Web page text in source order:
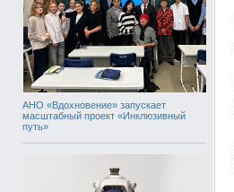
АНО «Вдохновение» запускает
масштабный проект «Инклюзивный
путь»